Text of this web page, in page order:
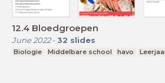
12.4 Bloedgroepen
June 2022- 32 slides
Biologie Middelbare school havo